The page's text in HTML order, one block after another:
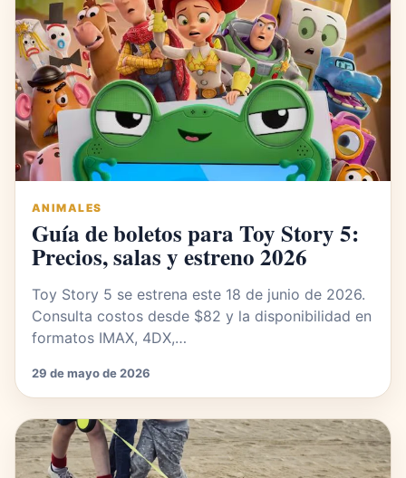
ANIMALES
Guía de boletos para Toy Story 5:
Precios, salas y estreno 2026
Toy Story 5 se estrena este 18 de junio de 2026.
Consulta costos desde $82 y la disponibilidad en
formatos IMAX, 4DX,…
29 de mayo de 2026